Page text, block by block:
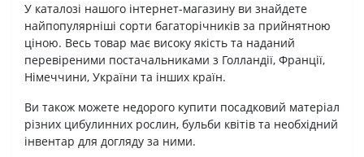
У каталозі нашого інтернет-магазину ви знайдете
найпопулярніші сорти багаторічників за прийнятною
ціною. Весь товар має високу якість та наданий
перевіреними постачальниками з Голландії, Франції,
Німеччини, України та інших країн.
Ви також можете недорого купити посадковий матеріал
різних цибулинних рослин, бульби квітів та необхідний
інвентар для догляду за ними.